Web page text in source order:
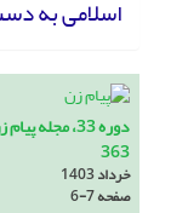
اسلامی به
363
خرداد 1403
صفحه6-7